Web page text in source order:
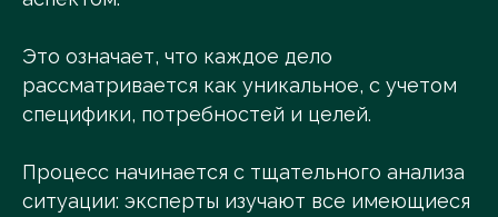
Это означает, что каждое дело
рассматривается как уникальное, с учетом
специфики, потребностей и целей.
Процесс начинается с тщательного анализа
ситуации: эксперты изучают все имеющиеся